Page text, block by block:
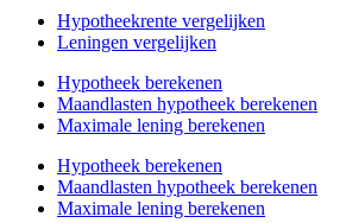
Hypotheekrente vergelijken
Leningen vergelijken
Hypotheek berekenen
Maandlasten hypotheek berekenen
Maximale lening berekenen
Hypotheek berekenen
Maandlasten hypotheek berekenen
Maximale lening berekenen